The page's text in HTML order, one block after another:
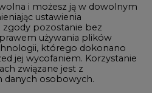
i możesz ją w dowolnym
ustawienia
zgody pozostanie bez
używania plików
którego dokonano
jej wycofaniem. Korzystanie
związane jest z
danych osobowych.